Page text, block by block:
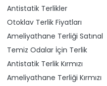
Antistatik Terlikler
Otoklav Terlik Fiyatları
Ameliyathane Terliği Satınal
Temiz Odalar İçin Terlik
Antistatik Terlik Kırmızı
Ameliyathane Terliği Kırmızı